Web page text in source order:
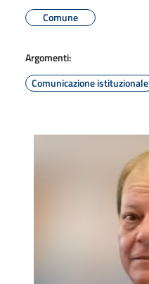
Comune
Argomenti:
Comunicazione istituzionale